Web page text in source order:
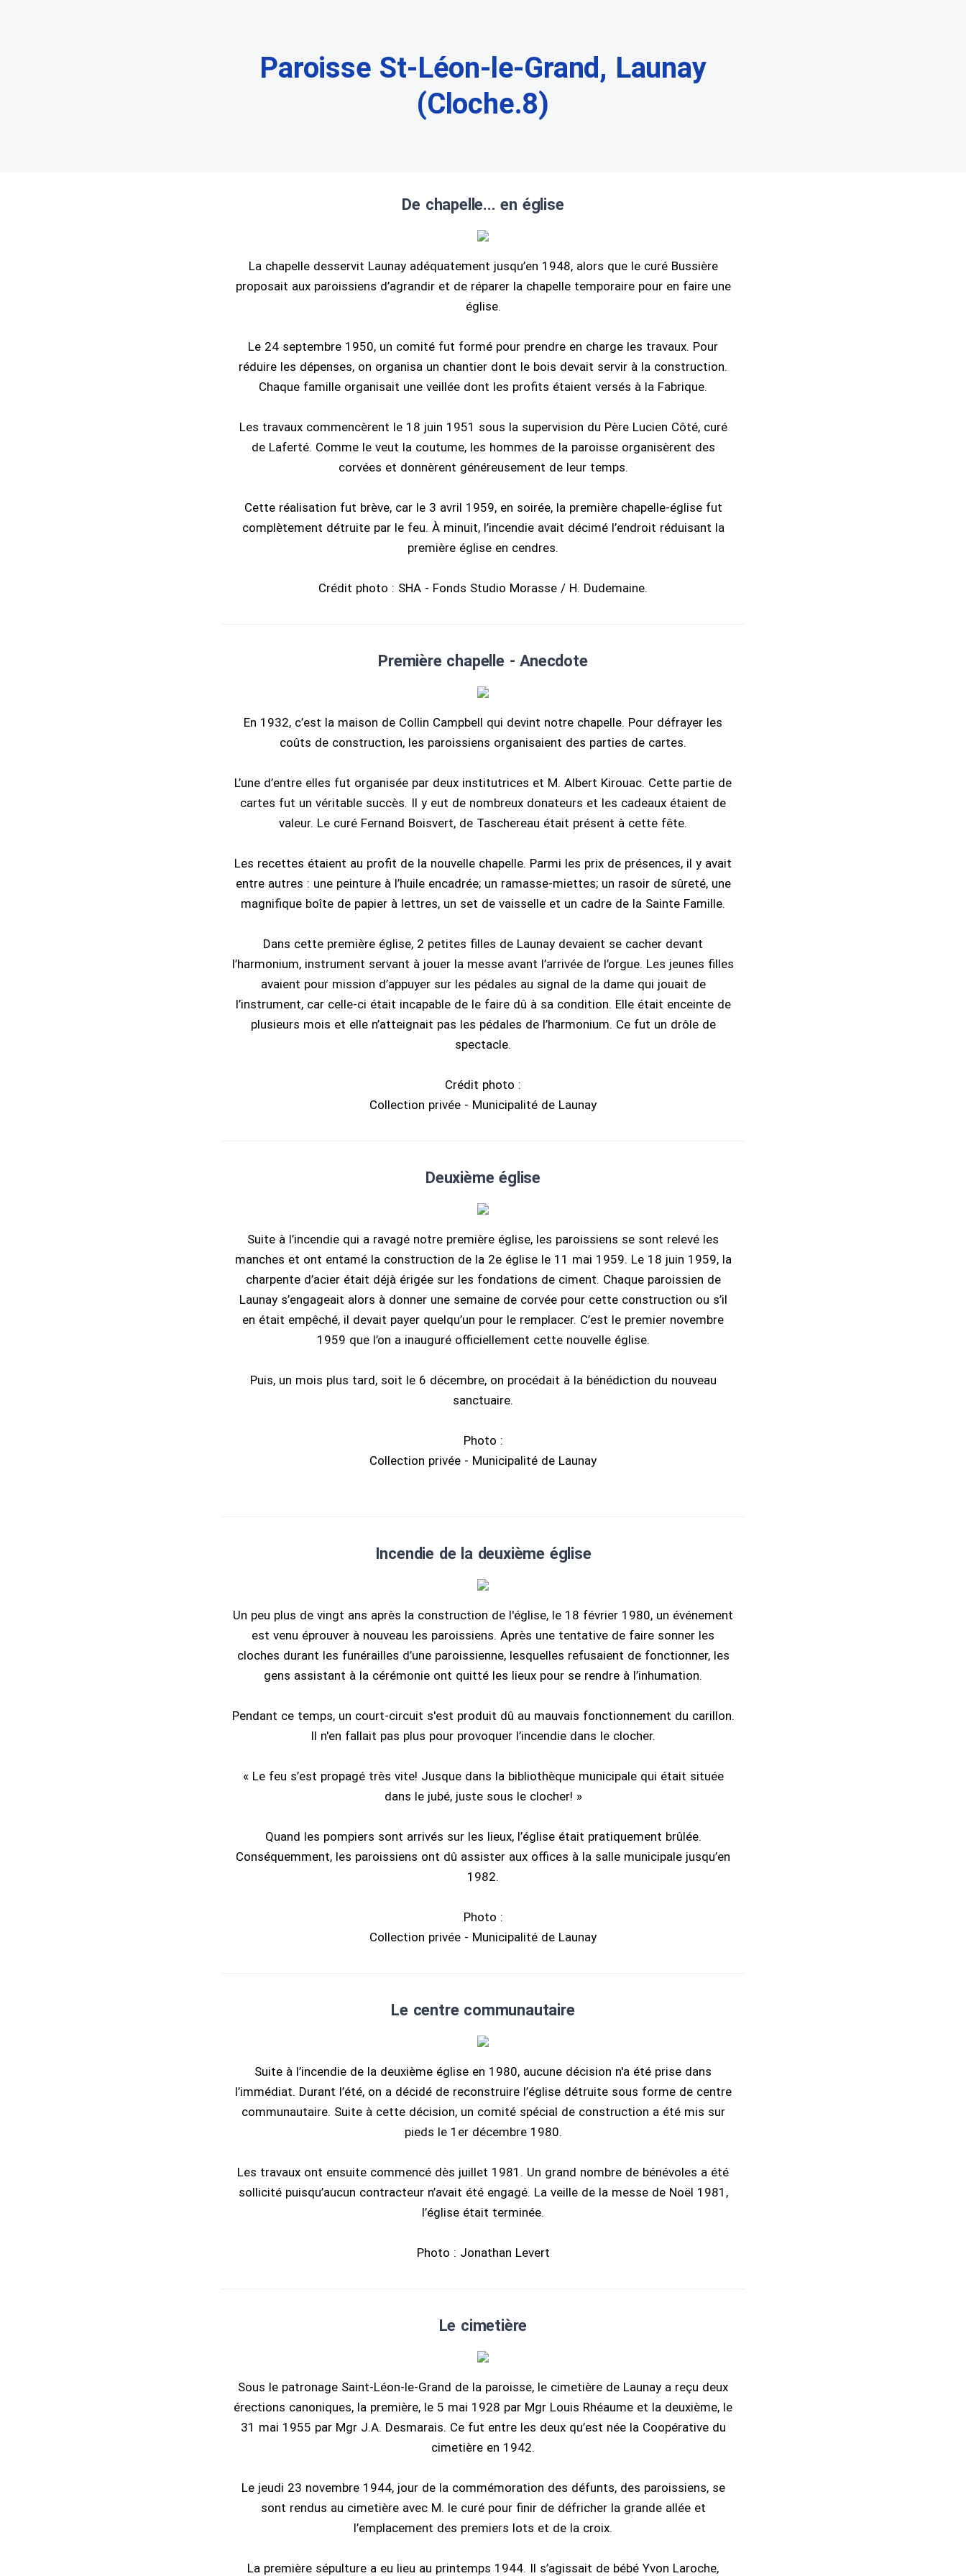
Paroisse St-Léon-le-Grand, Launay
(Cloche.8)
De chapelle... en église
La chapelle desservit Launay adéquatement jusqu’en 1948, alors que le curé Bussière
proposait aux paroissiens d’agrandir et de réparer la chapelle temporaire pour en faire une
église.
Le 24 septembre 1950, un comité fut formé pour prendre en charge les travaux. Pour
réduire les dépenses, on organisa un chantier dont le bois devait servir à la construction.
Chaque famille organisait une veillée dont les profits étaient versés à la Fabrique.
Les travaux commencèrent le 18 juin 1951 sous la supervision du Père Lucien Côté, curé
de Laferté. Comme le veut la coutume, les hommes de la paroisse organisèrent des
corvées et donnèrent généreusement de leur temps.
Cette réalisation fut brève, car le 3 avril 1959, en soirée, la première chapelle-église fut
complètement détruite par le feu. À minuit, l’incendie avait décimé l’endroit réduisant la
première église en cendres.
Crédit photo : SHA - Fonds Studio Morasse / H. Dudemaine.
Première chapelle - Anecdote
En 1932, c’est la maison de Collin Campbell qui devint notre chapelle. Pour défrayer les
coûts de construction, les paroissiens organisaient des parties de cartes.
L’une d’entre elles fut organisée par deux institutrices et M. Albert Kirouac. Cette partie de
cartes fut un véritable succès. Il y eut de nombreux donateurs et les cadeaux étaient de
valeur. Le curé Fernand Boisvert, de Taschereau était présent à cette fête.
Les recettes étaient au profit de la nouvelle chapelle. Parmi les prix de présences, il y avait
entre autres : une peinture à l’huile encadrée; un ramasse-miettes; un rasoir de sûreté, une
magnifique boîte de papier à lettres, un set de vaisselle et un cadre de la Sainte Famille.
Dans cette première église, 2 petites filles de Launay devaient se cacher devant
l’harmonium, instrument servant à jouer la messe avant l’arrivée de l’orgue. Les jeunes filles
avaient pour mission d’appuyer sur les pédales au signal de la dame qui jouait de
l’instrument, car celle-ci était incapable de le faire dû à sa condition. Elle était enceinte de
plusieurs mois et elle n’atteignait pas les pédales de l’harmonium. Ce fut un drôle de
spectacle.
Crédit photo :
Collection privée - Municipalité de Launay
Deuxième église
Suite à l’incendie qui a ravagé notre première église, les paroissiens se sont relevé les
manches et ont entamé la construction de la 2e église le 11 mai 1959. Le 18 juin 1959, la
charpente d’acier était déjà érigée sur les fondations de ciment. Chaque paroissien de
Launay s’engageait alors à donner une semaine de corvée pour cette construction ou s’il
en était empêché, il devait payer quelqu’un pour le remplacer. C’est le premier novembre
1959 que l’on a inauguré officiellement cette nouvelle église.
Puis, un mois plus tard, soit le 6 décembre, on procédait à la bénédiction du nouveau
sanctuaire.
Photo :
Collection privée - Municipalité de Launay
Incendie de la deuxième église
Un peu plus de vingt ans après la construction de l'église, le 18 février 1980, un événement
est venu éprouver à nouveau les paroissiens. Après une tentative de faire sonner les
cloches durant les funérailles d’une paroissienne, lesquelles refusaient de fonctionner, les
gens assistant à la cérémonie ont quitté les lieux pour se rendre à l’inhumation.
Pendant ce temps, un court-circuit s'est produit dû au mauvais fonctionnement du carillon.
Il n'en fallait pas plus pour provoquer l’incendie dans le clocher.
« Le feu s’est propagé très vite! Jusque dans la bibliothèque municipale qui était située
dans le jubé, juste sous le clocher! »
Quand les pompiers sont arrivés sur les lieux, l’église était pratiquement brûlée.
Conséquemment, les paroissiens ont dû assister aux offices à la salle municipale jusqu’en
1982.
Photo :
Collection privée - Municipalité de Launay
Le centre communautaire
Suite à l’incendie de la deuxième église en 1980, aucune décision n'a été prise dans
l’immédiat. Durant l’été, on a décidé de reconstruire l’église détruite sous forme de centre
communautaire. Suite à cette décision, un comité spécial de construction a été mis sur
pieds le 1er décembre 1980.
Les travaux ont ensuite commencé dès juillet 1981. Un grand nombre de bénévoles a été
sollicité puisqu’aucun contracteur n’avait été engagé. La veille de la messe de Noël 1981,
l’église était terminée.
Photo : Jonathan Levert
Le cimetière
Sous le patronage Saint-Léon-le-Grand de la paroisse, le cimetière de Launay a reçu deux
érections canoniques, la première, le 5 mai 1928 par Mgr Louis Rhéaume et la deuxième, le
31 mai 1955 par Mgr J.A. Desmarais. Ce fut entre les deux qu’est née la Coopérative du
cimetière en 1942.
Le jeudi 23 novembre 1944, jour de la commémoration des défunts, des paroissiens, se
sont rendus au cimetière avec M. le curé pour finir de défricher la grande allée et
l’emplacement des premiers lots et de la croix.
La première sépulture a eu lieu au printemps 1944. Il s’agissait de bébé Yvon Laroche,